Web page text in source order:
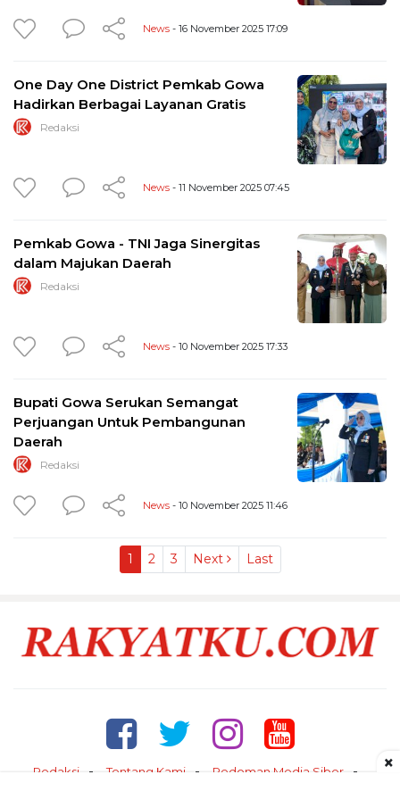
News - 16 November 2025 17:09
One Day One District Pemkab Gowa
Hadirkan Berbagai Layanan Gratis
Redaksi
News - 11 November 2025 07:45
Pemkab Gowa - TNI Jaga Sinergitas
dalam Majukan Daerah
Redaksi
News - 10 November 2025 17:33
Bupati Gowa Serukan Semangat
Perjuangan Untuk Pembangunan
Daerah
Redaksi
News - 10 November 2025 11:46
1 2 3 Next Last
Redaksi Tentang Kami
Pedoman Media Siber
×